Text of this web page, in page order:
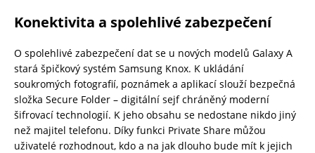
Konektivita a spolehlivé zabezpečení
O spolehlivé zabezpečení dat se u nových modelů Galaxy A
stará špičkový systém Samsung Knox. K ukládání
soukromých fotografií, poznámek a aplikací slouží bezpečná
složka Secure Folder – digitální sejf chráněný moderní
šifrovací technologií. K jeho obsahu se nedostane nikdo jiný
než majitel telefonu. Díky funkci Private Share můžou
uživatelé rozhodnout, kdo a na jak dlouho bude mít k jejich